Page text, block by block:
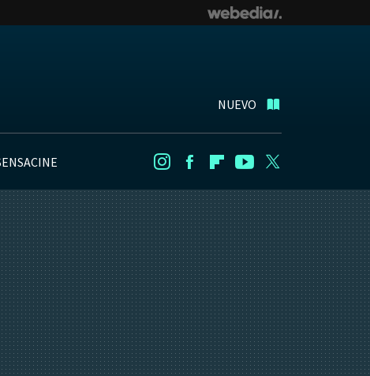
NUEVO
InstagramFacebookFlipboard
Youtube